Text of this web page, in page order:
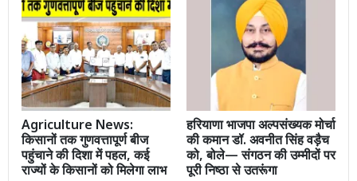
Agriculture News:
किसानों तक गुणवत्तापूर्ण बीज
पहुंचाने की दिशा में पहल, कई
राज्यों के किसानों को मिलेगा लाभ
हरियाणा भाजपा अल्पसंख्यक मोर्चा
की कमान डॉ. अवनीत सिंह वड़ैच
को, बोले— संगठन की उम्मीदों पर
पूरी निष्ठा से उतरूंगा